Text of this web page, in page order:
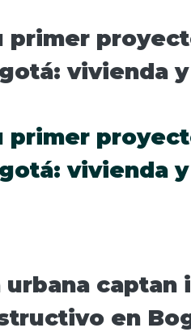
primer
vivienda
primer
vivienda
en